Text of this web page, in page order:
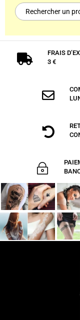
Search
for:

FRAIS
3 €


~